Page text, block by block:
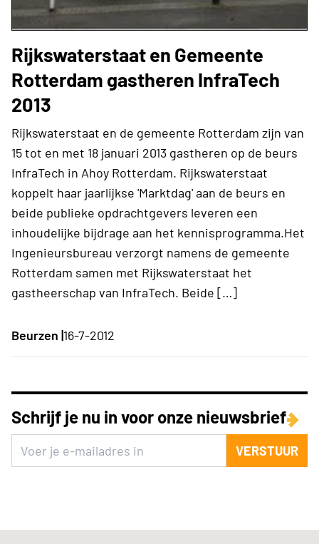
Rijkswaterstaat en Gemeente
Rotterdam gastheren InfraTech
2013
Rijkswaterstaat en de gemeente Rotterdam zijn van
15 tot en met 18 januari 2013 gastheren op de beurs
InfraTech in Ahoy Rotterdam. Rijkswaterstaat
koppelt haar jaarlijkse 'Marktdag' aan de beurs en
beide publieke opdrachtgevers leveren een
inhoudelijke bijdrage aan het kennisprogramma.Het
Ingenieursbureau verzorgt namens de gemeente
Rotterdam samen met Rijkswaterstaat het
gastheerschap van InfraTech. Beide […]
Beurzen |16-7-2012
Schrijf je nu in voor onze nieuwsbrief
VERSTUUR